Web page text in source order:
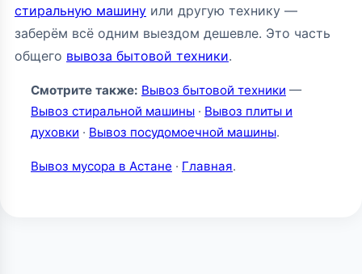
стиральную машину или другую технику —
заберём всё одним выездом дешевле. Это часть
общего вывоза бытовой техники.
Смотрите также: Вывоз бытовой техники —
Вывоз стиральной машины · Вывоз плиты и
духовки · Вывоз посудомоечной машины.
Вывоз мусора в Астане · Главная.